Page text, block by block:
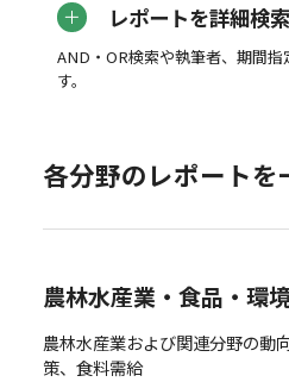
レポートを詳細検索
AND・OR検索や執筆者、期間
す。
各分野のレポートを
農林水産業・食品・環
農林水産業および関連分野の動
策、食料需給